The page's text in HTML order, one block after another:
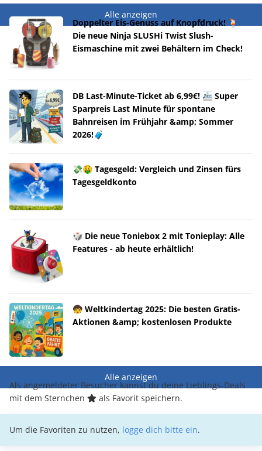
Alle anzeigen
Doppelter Eis-Genuss auf Knopfdruck! 🍹
Die neue Ninja SLUSHi Twist Slush-
Eismaschine mit zwei Behältern im Check!
DB Last-Minute-Ticket ab 6,99€! 🚈 Super
Sparpreis Last Minute für spontane
Bahnreisen im Frühjahr &amp; Sommer
2026!🧳
💸🤑 Tagesgeld: Vergleich und Zinsen fürs
Tagesgeldkonto
🎲 Die neue Toniebox 2 mit Tonieplay: Alle
Features - ab heute erhältlich!
🧒 Weltkindertag 2025: Die besten Gratis-
Aktionen &amp; kostenlosen Produkte
Alle anzeigen
Als angemeldeter Besucher kannst du deine Lieblings-Deals
mit dem Sternchen
als Favorit speichern.
Um die Favoriten zu nutzen, logge dich bitte ein.